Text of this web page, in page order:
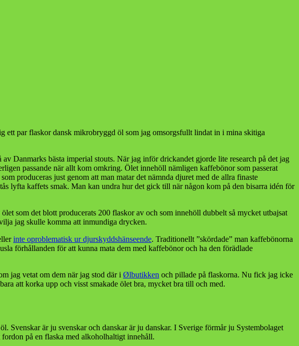
ett par flaskor dansk mikrobryggd öl som jag omsorgsfullt lindat in i mina skitiga
av Danmarks bästa imperial stouts. När jag inför drickandet gjorde lite research på det jag
passande när allt kom omkring. Ölet innehöll nämligen kaffebönor som passerat
som produceras just genom att man matar det nämnda djuret med de allra finaste
lyfta kaffets smak. Man kan undra hur det gick till när någon kom på den bisarra idén för
som det blott producerats 200 flaskor av och som innehöll dubbelt så mycket utbajsat
jag skulle komma att inmundiga drycken.
inte oproblematisk ur djurskyddshänseende. Traditionellt ”skördade” man kaffebönorna
förhållanden för att kunna mata dem med kaffebönor och ha den förädlade
jag vetat om dem när jag stod där i Ølbutikken och pillade på flaskorna. Nu fick jag icke
att korka upp och visst smakade ölet bra, mycket bra till och med.
Svenskar är ju svenskar och danskar är ju danskar. I Sverige förmår ju Systembolaget
på en flaska med alkoholhaltigt innehåll.